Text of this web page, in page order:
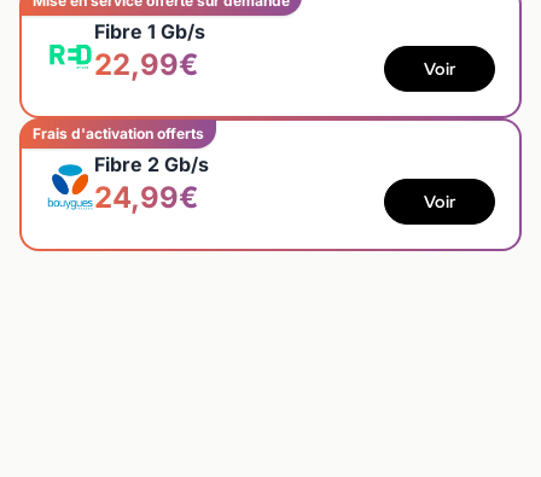
Fibre 1 Gb/s
22,99€ Voir
Frais d'activation offerts
Fibre 2 Gb/s
24,99€ Voir